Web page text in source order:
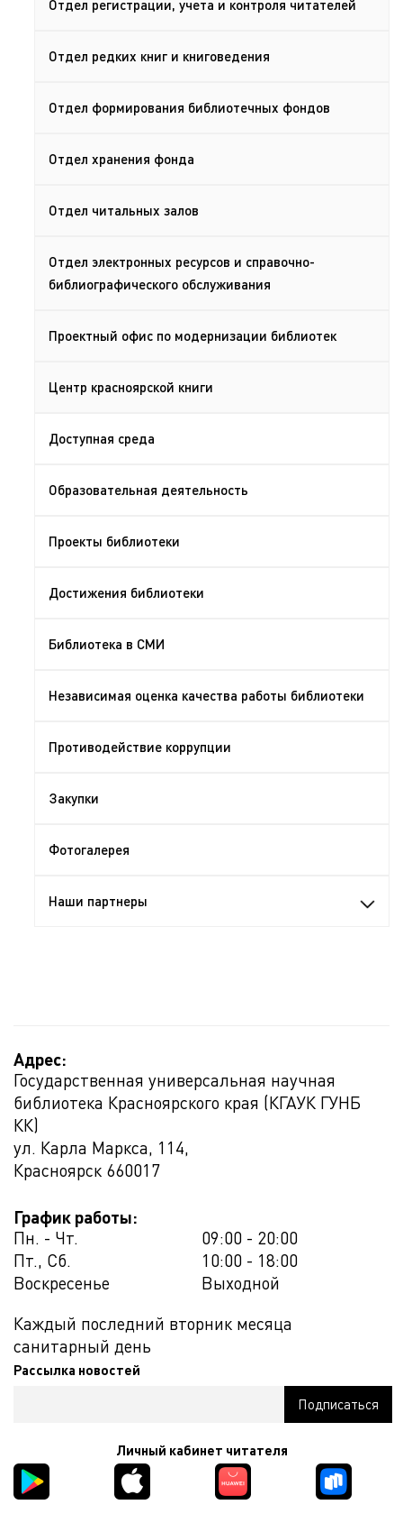
Отдел регистрации, учета и контроля читателей
Отдел редких книг и книговедения
Отдел формирования библиотечных фондов
Отдел хранения фонда
Отдел читальных залов
Отдел электронных ресурсов и справочно-
библиографического обслуживания
Проектный офис по модернизации библиотек
Центр красноярской книги
Доступная среда
Образовательная деятельность
Проекты библиотеки
Достижения библиотеки
Библиотека в СМИ
Независимая оценка качества работы библиотеки
Противодействие коррупции
Закупки
Фотогалерея
Наши партнеры
Адрес:
Государственная универсальная научная
библиотека Красноярского края (КГАУК ГУНБ
КК)
ул. Карла Маркса, 114,
Красноярск 660017
График работы:
Пн. - Чт.
09:00 - 20:00
Пт., Сб.
10:00 - 18:00
Воскресенье
Выходной
Каждый последний вторник месяца
санитарный день
Рассылка новостей
Личный кабинет читателя